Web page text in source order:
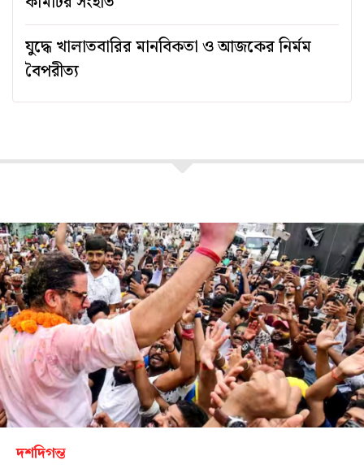
যুদ্ধে খালাতবারির মানবিকতা ও আজকের নির্মম
বৈপরীত্য
দশদিগন্ত